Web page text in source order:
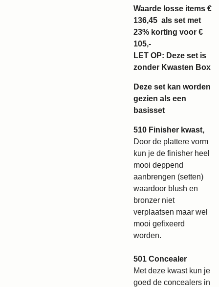
Waarde losse items €
136,45 als set met
23% korting voor €
105,-
LET OP: Deze set is
zonder Kwasten Box
Deze set kan worden
gezien als een
basisset
510 Finisher kwast,
Door de plattere vorm
kun je de finisher heel
mooi deppend
aanbrengen (setten)
waardoor blush en
bronzer niet
verplaatsen maar wel
mooi gefixeerd
worden.
501 Concealer
Met deze kwast kun je
goed de concealers in